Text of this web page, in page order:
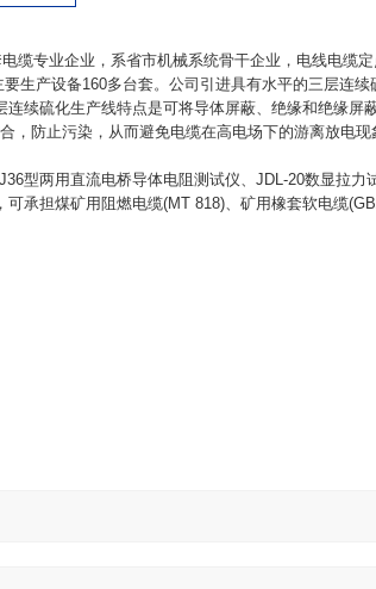
缆专业企业，系省市机械系统骨干企业，电线电缆定
生产设备160多台套。公司引进具有水平的三层连续
连续硫化生产线特点是可将导体屏蔽、绝缘和绝缘屏
，防止污染，从而避免电缆在高电场下的游离放电现
型两用直流电桥导体电阻测试仪、 JDL-20数显拉力
可承担煤矿用阻燃电缆(MT 818)、矿用橡套软电缆